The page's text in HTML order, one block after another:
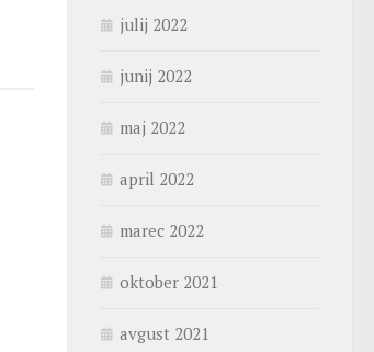
julij 2022
junij 2022
maj 2022
april 2022
marec 2022
oktober 2021
avgust 2021